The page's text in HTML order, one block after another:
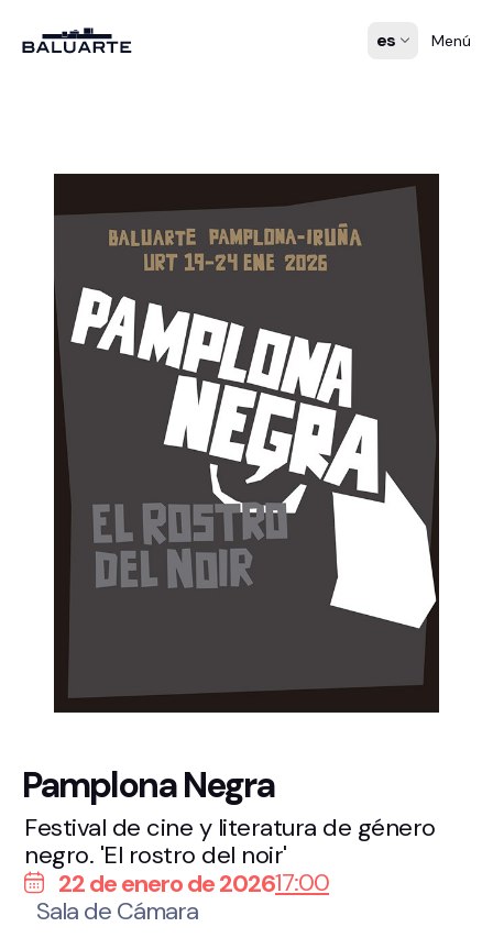
es Menú
Pamplona Negra
Festival de cine y literatura de género
negro. 'El rostro del noir'
22 de enero de 202617:00
Sala de Cámara